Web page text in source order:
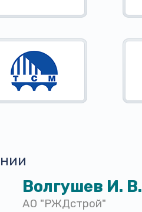
Волгушев И. В.
АО "РЖДстрой"